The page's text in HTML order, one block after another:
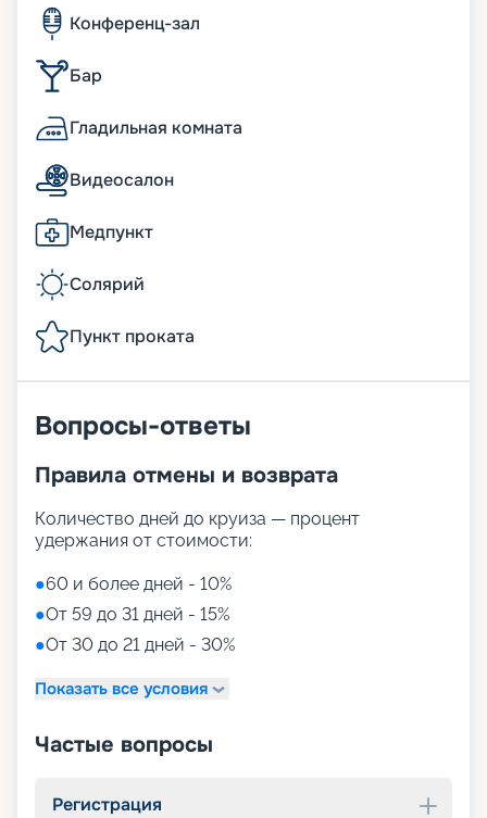
Конференц-зал
Бар
Гладильная комната
Видеосалон
Медпункт
Солярий
Пункт проката
Вопросы-ответы
Правила отмены и возврата
Количество дней до круиза — процент
удержания от стоимости:
●60 и более дней - 10%
●От 59 до 31 дней - 15%
●От 30 до 21 дней - 30%
Показать все условия
Частые вопросы
Регистрация